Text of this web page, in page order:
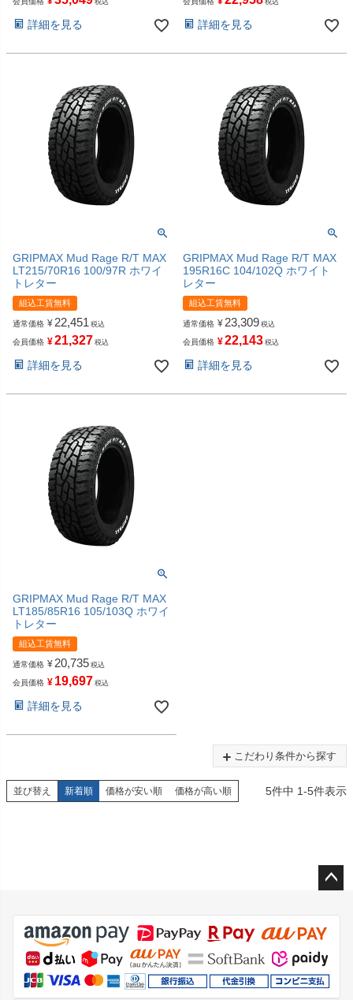
税込
詳細を見る
税込
詳細を見る
GRIPMAX Mud Rage R/T MAX
LT215/70R16 100/97R ホワイ
トレター
組込工賃無料
通常価格 ¥ 22,451 税込
会員価格 ¥21,327 税込
詳細を見る
GRIPMAX Mud Rage R/T MAX
195R16C 104/102Q ホワイト
レター
組込工賃無料
通常価格 ¥ 23,309 税込
会員価格 ¥22,143 税込
詳細を見る
GRIPMAX Mud Rage R/T MAX
LT185/85R16 105/103Q ホワイ
トレター
組込工賃無料
通常価格 ¥ 20,735 税込
会員価格 ¥ 19,697 税込
詳細を見る
こだわり条件から探す
並び替え 新着順 価格が安い順 価格が高い順 5件中 1-5件表示
ジト
ップ
へ